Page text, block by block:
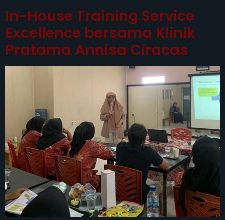
In-House Training Service
Excellence bersama Klinik
Pratama Annisa Ciracas